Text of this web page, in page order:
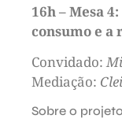
16h – Mesa
consumo e a
Convidado:
Mediação:
Sobre o projeto